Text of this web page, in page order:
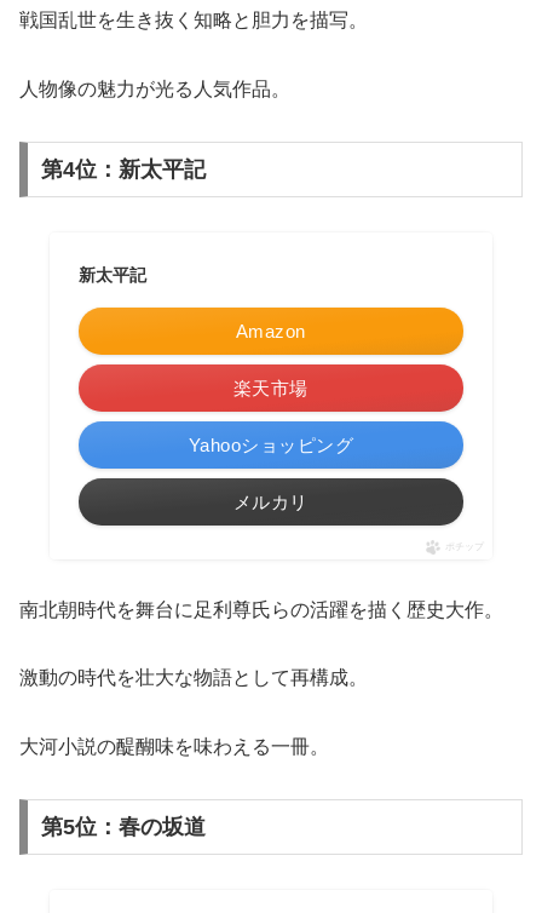
戦国乱世を生き抜く知略と胆力を描写。
人物像の魅力が光る人気作品。
第4位：新太平記
新太平記
Amazon
楽天市場
Yahooショッピング
メルカリ
ポチップ
南北朝時代を舞台に足利尊氏らの活躍を描く歴史大作。
激動の時代を壮大な物語として再構成。
大河小説の醍醐味を味わえる一冊。
第5位：春の坂道